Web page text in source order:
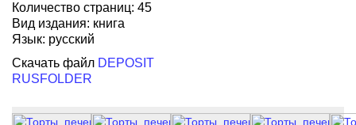
Количество страниц: 45
Вид издания: книга
Язык: русский
Скачать файл DEPOSIT
RUSFOLDER